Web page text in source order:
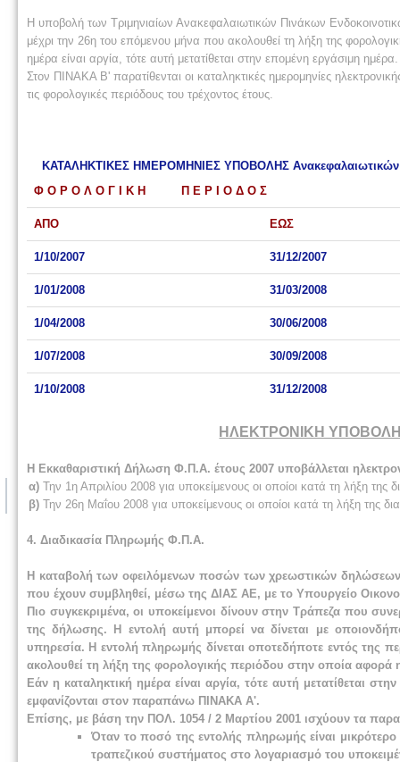
Η υποβολή των Τριμηνιαίων Ανακεφαλαιωτικών Πινάκων
μέχρι την 26η του επόμενου μήνα που ακολουθεί τη λήξη της
ημέρα είναι αργία, τότε αυτή μετατίθεται στην επομένη εργάσιμη ημέρα.
Στον ΠΙΝΑΚΑ Β' παρατίθενται οι καταληκτικές ημερομηνίες
τις φορολογικές περιόδους του τρέχοντος έτους.
ΚΑΤΑΛΗΚΤΙΚΕΣ ΗΜΕΡΟΜΗΝΙΕΣ ΥΠΟΒΟΛΗΣ Ανακεφαλαιωτικών
Φ Ο Ρ Ο Λ Ο Γ Ι Κ Η Π Ε Ρ Ι Ο Δ Ο Σ
ΑΠΟ ΕΩΣ
1/10/2007 31/12/2007
1/01/2008 31/03/2008
1/04/2008 30/06/2008
1/07/2008 30/09/2008
1/10/2008 31/12/2008
ΗΛΕΚΤΡΟΝΙΚΗ
Η Εκκαθαριστική Δήλωση Φ.Π.Α. έτους 2007 υποβάλλεται
α) Την 1η Απριλίου 2008 για υποκείμενους οι οποίοι κατά τη λήξη
β) Την 26η Μαΐου 2008 για υποκείμενους οι οποίοι κατά τη λήξη της
4. Διαδικασία Πληρωμής Φ.Π.Α.
Η καταβολή των οφειλόμενων ποσών των χρεωστικών
που έχουν συμβληθεί, μέσω της ΔΙΑΣ ΑΕ, με το Υπουργείο
Πιο συγκεκριμένα, οι υποκείμενοι δίνουν στην Τράπεζα που
της δήλωσης. Η εντολή αυτή μπορεί να δίνεται με
υπηρεσία. Η εντολή πληρωμής δίνεται οποτεδήποτε εντός της
ακολουθεί τη λήξη της φορολογικής περιόδου στην οποία
Εάν η καταληκτική ημέρα είναι αργία, τότε αυτή μετατίθεται
εμφανίζονται στον παραπάνω ΠΙΝΑΚΑ Α'.
Επίσης, με βάση την ΠΟΛ. 1054 / 2 Μαρτίου 2001 ισχύουν τα
Όταν το ποσό της εντολής πληρωμής είναι
τραπεζικού συστήματος στο λογαριασμό του